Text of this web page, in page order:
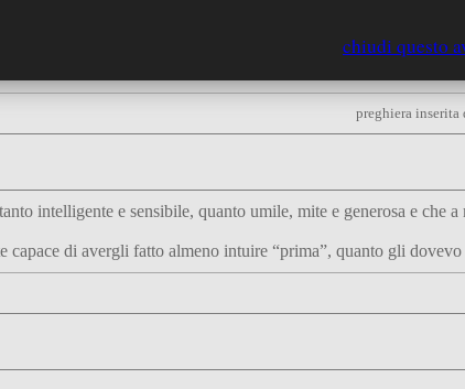
continui a illuminare i vostri (e i nostri!) passi... per
preghiera inserita
intelligente e sensibile, quanto umile, mite e generosa e che
di avergli fatto almeno intuire “prima”, quanto gli
chiudi questo